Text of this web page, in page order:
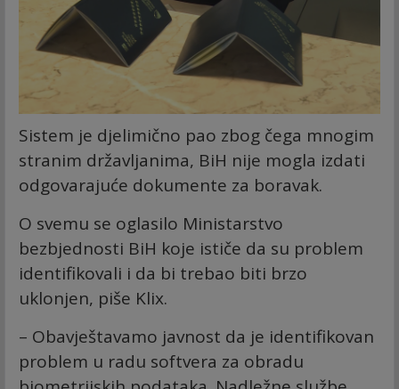
Sistem je djelimično pao zbog čega mnogim
stranim državljanima, BiH nije mogla izdati
odgovarajuće dokumente za boravak.
O svemu se oglasilo Ministarstvo
bezbjednosti BiH koje ističe da su problem
identifikovali i da bi trebao biti brzo
uklonjen, piše Klix.
– Obavještavamo javnost da je identifikovan
problem u radu softvera za obradu